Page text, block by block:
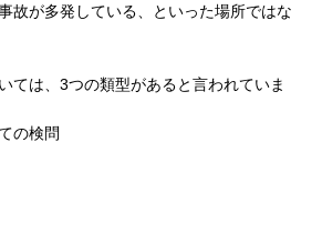
故が多発している、といった場所ではな
ては、3つの類型があると言われていま
の検問